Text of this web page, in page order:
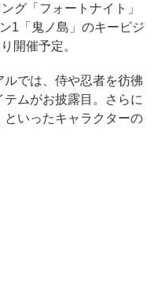
グ「フォートナイト」
1「鬼ノ島」のキービジ
開催予定。
では、侍や忍者を彷彿
ムがお披露目。さらに
といったキャラクターの